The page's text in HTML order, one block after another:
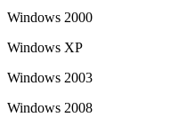
Windows 2000
Windows XP
Windows 2003
Windows 2008